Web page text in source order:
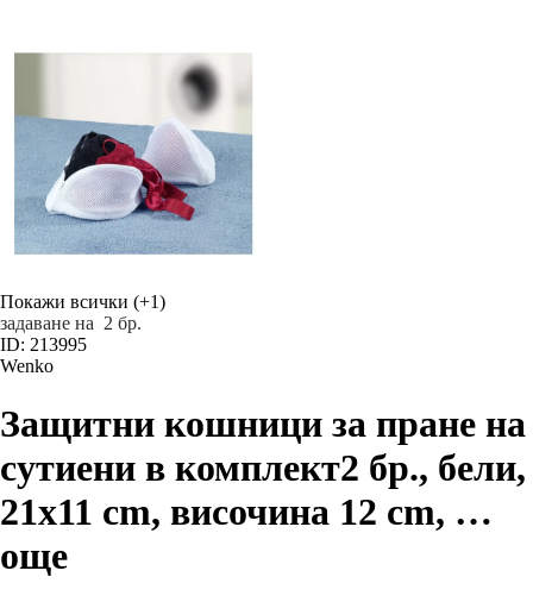
Покажи всички (+1)
задаване на 2 бр.
ID: 213995
Wenko
Защитни кошници за пране на
сутиени в комплект2 бр., бели,
21x11 cm, височина 12 cm, …
още